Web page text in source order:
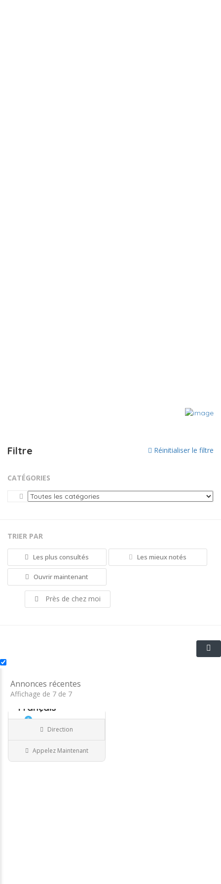
Filtre Réinitialiser le filtre
CATÉGORIES
TRIER PAR
Les plus consultés Les mieux notés
Ouvrir maintenant
Près de chez moi
Annonces récentes
Affichage de 7 de 7
€€€€
Traduction
Français
..
acte de
diplômes,
jugement
Traducteur Arabe -
74 Haute-Savoie
Direction
Appelez Maintenant